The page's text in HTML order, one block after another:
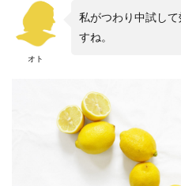
オト
私がつわり中試し
すね。